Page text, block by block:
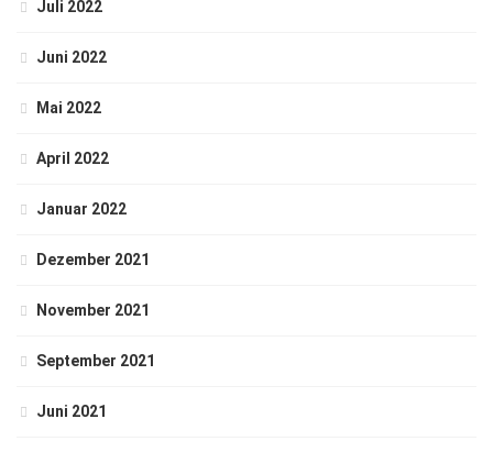
Juli 2022
Juni 2022
Mai 2022
April 2022
Januar 2022
Dezember 2021
November 2021
September 2021
Juni 2021